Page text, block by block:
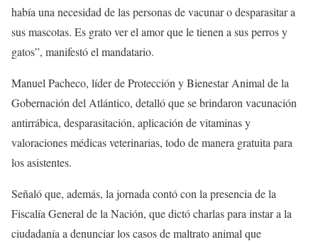
había una necesidad de las personas de vacunar o desparasitar a
sus mascotas. Es grato ver el amor que le tienen a sus perros y
gatos”, manifestó el mandatario.
Manuel Pacheco, líder de Protección y Bienestar Animal de la
Gobernación del Atlántico, detalló que se brindaron vacunación
antirrábica, desparasitación, aplicación de vitaminas y
valoraciones médicas veterinarias, todo de manera gratuita para
los asistentes.
Señaló que, además, la jornada contó con la presencia de la
Fiscalía General de la Nación, que dictó charlas para instar a la
ciudadanía a denunciar los casos de maltrato animal que